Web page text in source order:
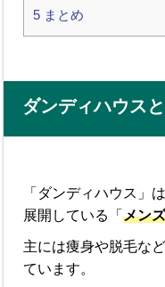
5 まとめ
ダンディハウス
「ダンディハウス」は
展開している「メン
主には痩身や脱毛な
ています。